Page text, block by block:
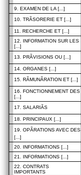
9. EXAMEN DE LA [...]
10. TRÃSORERIE ET [...]
11. RECHERCHE ET [...]
12. INFORMATION SUR LES
[...]
13. PRÃVISIONS OU [...]
14. ORGANES [...]
15. RÃMUNÃRATION ET [...]
16. FONCTIONNEMENT DES
[...]
17. SALARIÃS
18. PRINCIPAUX [...]
19. OPÃRATIONS AVEC DES
[...]
20. INFORMATIONS [...]
21. INFORMATIONS [...]
22. CONTRATS
IMPORTANTS